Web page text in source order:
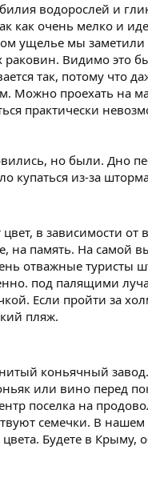
водорослей и
как очень мелко и
ущелье мы заметили
раковин. Видимо это
так, потому что
Можно проехать на
практически
но были. Дно
купаться из-за
в зависимости от
на память. На самой
отважные туристы
под палящими
Если пройти за
пляж.
коньячный
или вино перед
поселка на
семечки. В нашем
Будете в Крыму,